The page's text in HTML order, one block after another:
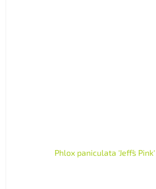
Phlox paniculata 'Jeff´s Pink'